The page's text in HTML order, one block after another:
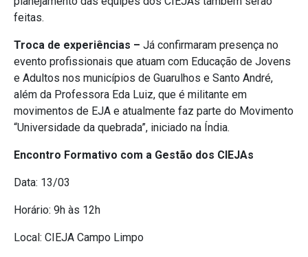
feitas.
Troca de experiências – Já confirmaram presença no
evento profissionais que atuam com Educação de Jovens
e Adultos nos municípios de Guarulhos e Santo André,
além da Professora Eda Luiz, que é militante em
movimentos de EJA e atualmente faz parte do Movimento
“Universidade da quebrada”, iniciado na Índia.
Encontro Formativo com a Gestão dos CIEJAs
Data: 13/03
Horário: 9h às 12h
Local: CIEJA Campo Limpo